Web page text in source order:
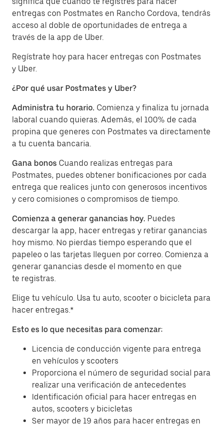
entregas con Postmates en Rancho Cordova, tendrás
acceso al doble de oportunidades de entrega a
través de la app de Uber.
Regístrate hoy para hacer entregas con Postmates
y Uber.
¿Por qué usar Postmates y Uber?
Administra tu horario. Comienza y finaliza tu jornada
laboral cuando quieras. Además, el 100% de cada
propina que generes con Postmates va directamente
a tu cuenta bancaria.
Gana bonos Cuando realizas entregas para
Postmates, puedes obtener bonificaciones por cada
entrega que realices junto con generosos incentivos
y cero comisiones o compromisos de tiempo.
Comienza a generar ganancias hoy. Puedes
descargar la app, hacer entregas y retirar ganancias
hoy mismo. No pierdas tiempo esperando que el
papeleo o las tarjetas lleguen por correo. Comienza a
generar ganancias desde el momento en que
te registras.
Elige tu vehículo. Usa tu auto, scooter o bicicleta para
hacer entregas.*
Esto es lo que necesitas para comenzar:
Licencia de conducción vigente para entrega
en vehículos y scooters
Proporciona el número de seguridad social para
realizar una verificación de antecedentes
Identificación oficial para hacer entregas en
autos, scooters y bicicletas
Ser mayor de 19 años para hacer entregas en